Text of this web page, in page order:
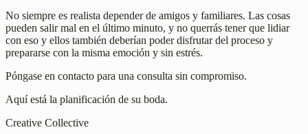
No siempre es realista depender de amigos y familiares. Las cosas
pueden salir mal en el último minuto, y no querrás tener que lidiar
con eso y ellos también deberían poder disfrutar del proceso y
prepararse con la misma emoción y sin estrés.
Póngase en contacto para una consulta sin compromiso.
Aquí está la planificación de su boda.
Creative Collective